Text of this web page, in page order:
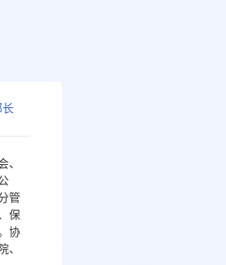
长
、
管
保
协
、